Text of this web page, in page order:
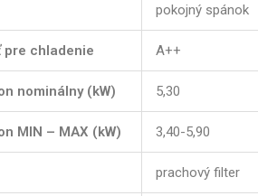
pokojný spánok
pre chladenie A++
nominálny (kW) 5,30
MIN – MAX (kW) 3,40-5,90
prachový filter